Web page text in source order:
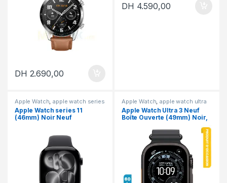
DH 2.690,00
DH 4.590,00
Apple Watch apple watch series
11
Apple Watch series 11
(46mm) Noir Neuf
Apple Watch apple watch ultra
3 , En promotion
Apple Watch Ultra 3 Neuf
Boîte Ouverte (49mm) Noir,